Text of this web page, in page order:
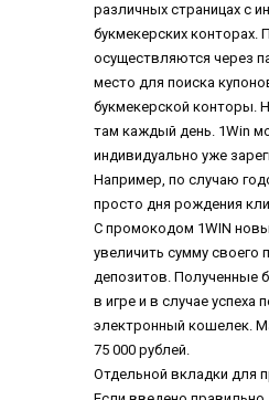
различных страницах с
букмекерских конторах.
осуществляются через
место для поиска
букмекерской конторы.
там каждый день. 1Win
индивидуально уже
Например, по случаю
просто дня рождения
С промокодом 1WIN
увеличить сумму своего
депозитов. Полученные
в игре и в случае успеха
электронный кошелек.
75 000 рублей.
Отдельной вкладки для